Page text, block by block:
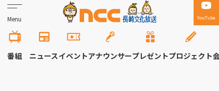
Menu YouTube
番組 ニュースイベントアナウンサープレゼントプロジェクト